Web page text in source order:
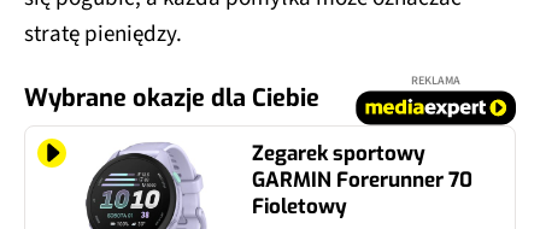
stratę pieniędzy.
Wybrane okazje dla Ciebie
REKLAMA
Zegarek sportowy
GARMIN Forerunner 70
Fioletowy